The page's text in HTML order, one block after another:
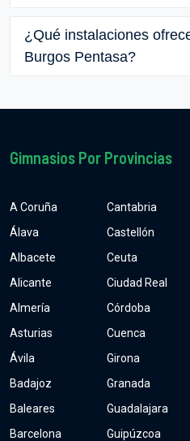
¿Qué instalaciones
Burgos Pentasa?
Gimnasios Por Provincias
A Coruña
Álava
Albacete
Alicante
Almería
Asturias
Ávila
Badajoz
Baleares
Barcelona
Cantabria
Castellón
Ceuta
Ciudad Real
Córdoba
Cuenca
Girona
Granada
Guadalajara
Guipúzcoa